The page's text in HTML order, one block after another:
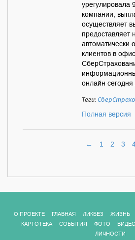
урегулировала
компании,
осуществляет
предоставляет
автоматически
клиентов в
онлайн
Теги:
Полная версия
← 1 2 3
О ПРОЕКТЕ ГЛАВНАЯ ЛИКБЕЗ ЖИЗНЬ
КАРТОТЕКА
СОБЫТИЯ ФОТО ВИДЕО
ЛИЧНОСТИ